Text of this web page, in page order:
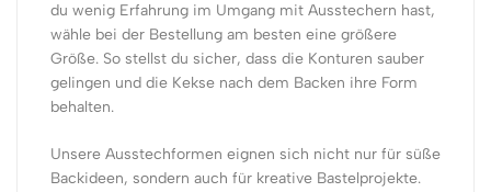
du wenig Erfahrung im Umgang mit Ausstechern hast,
wähle bei der Bestellung am besten eine größere
Größe. So stellst du sicher, dass die Konturen sauber
gelingen und die Kekse nach dem Backen ihre Form
behalten.
Unsere Ausstechformen eignen sich nicht nur für süße
Backideen, sondern auch für kreative Bastelprojekte.